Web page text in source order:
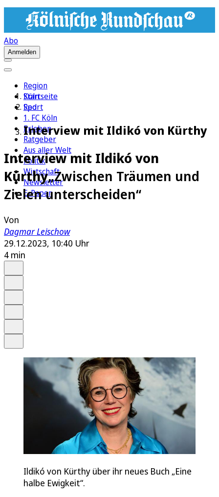
Abo
Anmelden
Region
Köln
Sport
1. FC Köln
Erleben
Ratgeber
Aus aller Welt
Politik
Wirtschaft
Newsletter
E-Paper
Startseite
Red
Interview mit Ildikó von Kürthy
Interview mit Ildikó von
Kürthy„Zwischen Träumen und
Zielen unterscheiden“
Von
Dagmar Leischow
29.12.2023, 10:40 Uhr
4 min
Ildikó von Kürthy über ihr neues Buch „Eine
halbe Ewigkeit“.